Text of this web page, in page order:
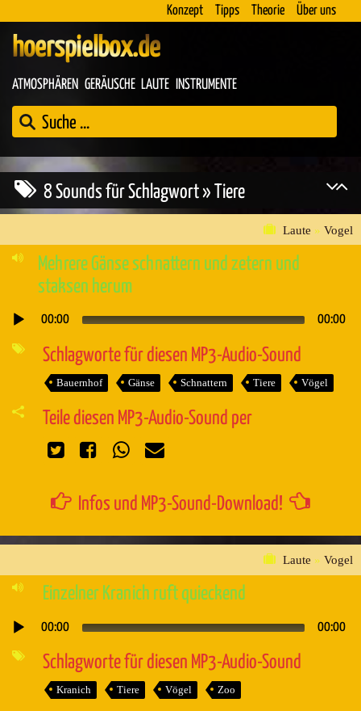
Konzept Tipps Theorie Über uns
hoerspielbox.de
ATMOSPHÄREN GERÄUSCHE LAUTE INSTRUMENTE
8 Sounds für Schlagwort » Tiere
Laute » Vogel
Mehrere Gänse schnattern und zetern und
staksen herum
Audio-
00:00 00:00
Schlagworte für diesen MP3-Audio-Sound
Bauernhof Gänse Schnattern Tiere Vögel
Teile diesen MP3-Audio-Sound per
Infos und MP3-Sound-Download!
Laute » Vogel
Einzelner Kranich ruft quieckend
Audio-
00:00 00:00
Schlagworte für diesen MP3-Audio-Sound
Kranich Tiere Vögel Zoo